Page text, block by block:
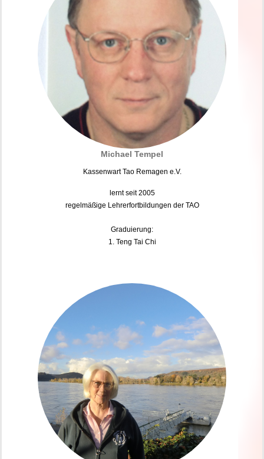
Michael Tempel
Kassenwart Tao Remagen e.V.
lernt seit 2005
regelmäßige Lehrerfortbildungen der TAO
Graduierung:
1. Teng Tai Chi